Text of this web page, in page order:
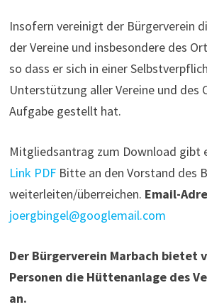
Insofern vereinigt der Bürgerverein
der Vereine und insbesondere des
so dass er sich in einer
Unterstützung aller Vereine und des
Aufgabe gestellt hat.
Mitgliedsantrag zum Download gibt
Link PDFBitte an den Vorstand des
weiterleiten/überreichen. Email-
joergbingel@googlemail.com
Der Bürgerverein Marbach bietet
Personen die Hüttenanlage des
an.